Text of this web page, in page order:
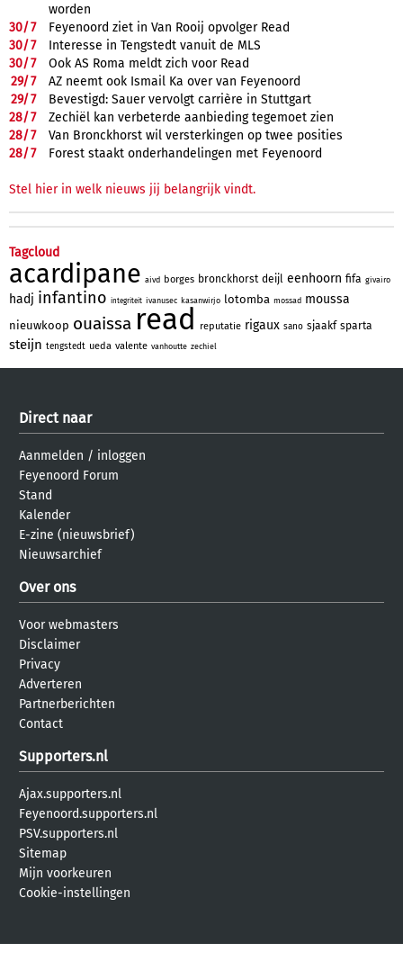
worden
30/7
Feyenoord ziet in Van Rooij opvolger Read
30/7
Interesse in Tengstedt vanuit de MLS
30/7
Ook AS Roma meldt zich voor Read
29/7
AZ neemt ook Ismail Ka over van Feyenoord
29/7
Bevestigd: Sauer vervolgt carrière in Stuttgart
28/7
Zechiël kan verbeterde aanbieding tegemoet zien
28/7
Van Bronckhorst wil versterkingen op twee posities
28/7 Forest staakt onderhandelingen met Feyenoord
Stel hier in welk nieuws jij belangrijk vindt.
Tagcloud
acardipane aivd borges bronckhorst deijl eenhoorn fifa givairo
hadj infantino integriteit ivanusec kasanwirjo lotomba mossad moussa
nieuwkoop ouaissa read reputatie rigaux sano sjaakf sparta
steijn tengstedt ueda valente vanhoutte zechiel
Direct naar
Aanmelden / inloggen
Feyenoord Forum
Stand
Kalender
E-zine (nieuwsbrief)
Nieuwsarchief
Over ons
Voor webmasters
Disclaimer
Privacy
Adverteren
Partnerberichten
Contact
Supporters.nl
Ajax.supporters.nl
Feyenoord.supporters.nl
PSV.supporters.nl
Sitemap
Mijn voorkeuren
Cookie-instellingen